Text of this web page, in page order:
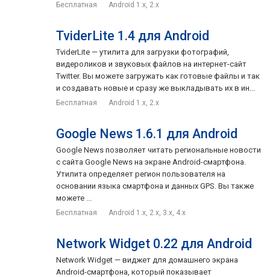
Бесплатная Android 1.x, 2.x
TviderLite 1.4 для Android
TviderLite — утилита для загрузки фотографий,
видероликов и звуковых файлов на интернет-сайт
Twitter. Вы можете загружать как готовые файлы и так
и создавать новые и сразу же выкладывать их в ин...
Бесплатная Android 1.x, 2.x
Google News 1.6.1 для Android
Google News позволяет читать региональные новости
с сайта Google News на экране Android-смартфона.
Утилита определяет регион пользователя на
основании языка смартфона и данных GPS. Вы также
можете ...
Бесплатная Android 1.x, 2.x, 3.x, 4.x
Network Widget 0.22 для Android
Network Widget — виджет для домашнего экрана
Android-смартфона, который показывает